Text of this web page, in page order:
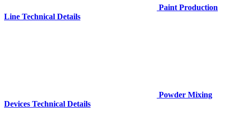
Paint Production
Line Technical Details
Powder Mixing
Devices Technical Details